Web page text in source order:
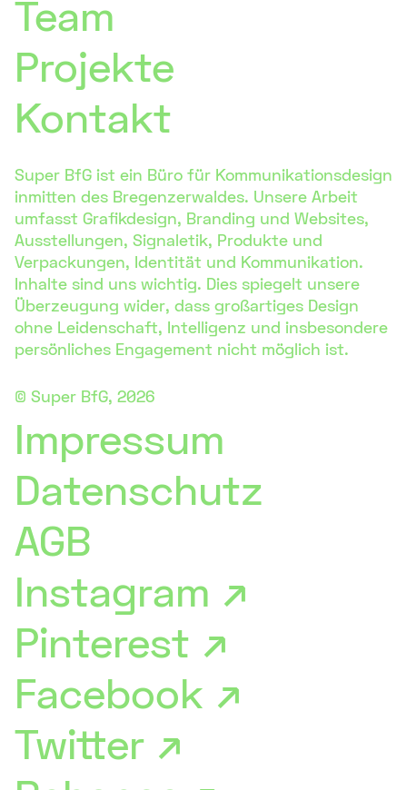
Team
Projekte
Kontakt
Super BfG ist ein Büro für Kommunikationsdesign
inmitten des Bregenzerwaldes. Unsere Arbeit
umfasst Grafikdesign, Branding und Websites,
Ausstellungen, Signaletik, Produkte und
Verpackungen, Identität und Kommunikation.
Inhalte sind uns wichtig. Dies spiegelt unsere
Überzeugung wider, dass großartiges Design
ohne Leidenschaft, Intelligenz und insbesondere
persönliches Engagement nicht möglich ist.
© Super BfG, 2026
Impressum
Datenschutz
AGB
Instagram ↗
Pinterest ↗
Facebook ↗
Twitter ↗